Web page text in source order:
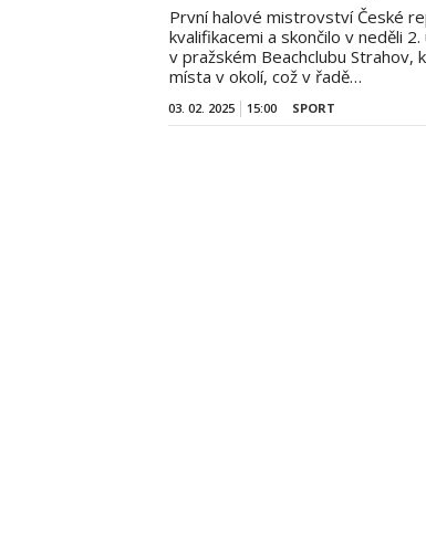
První halové mistrovství České
kvalifikacemi a skončilo v neděli
v pražském Beachclubu
místa v okolí, což v řadě…
03. 02. 2025 15:00 SPORT